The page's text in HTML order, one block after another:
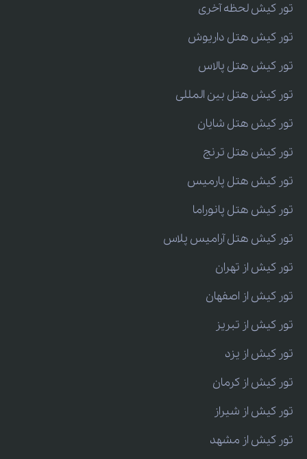
تور کیش لحظه آخری
تور کیش هتل داریوش
تور کیش هتل پالاس
تور کیش هتل بین المللی
تور کیش هتل شایان
تور کیش هتل ترنج
تور کیش هتل پارمیس
تور کیش هتل پانوراما
تور کیش هتل آرامیس پلاس
تور کیش از تهران
تور کیش از اصفهان
تور کیش از تبریز
تور کیش از یزد
تور کیش از کرمان
تور کیش از شیراز
تور کیش از مشهد